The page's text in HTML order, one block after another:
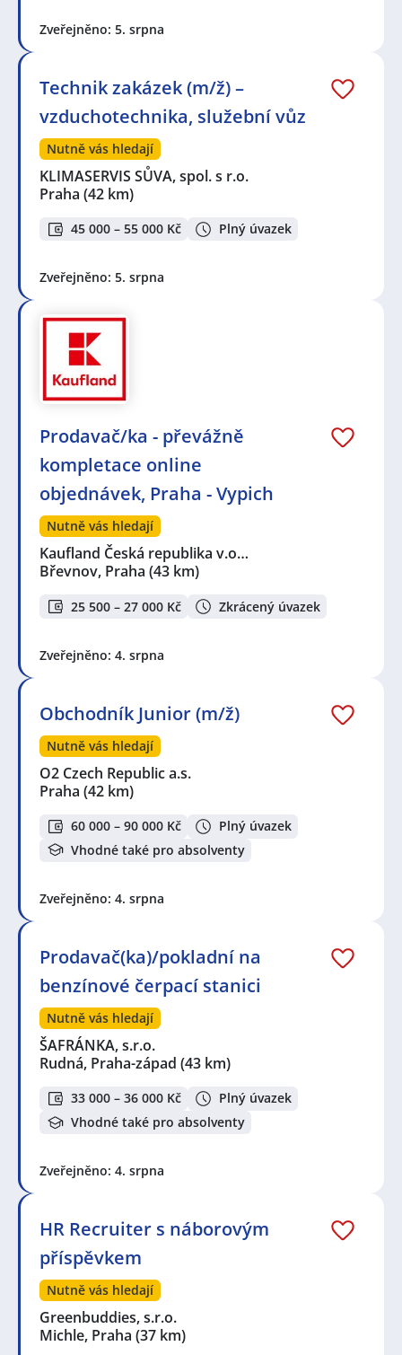
Zveřejněno: 5. srpna
Technik zakázek (m/ž) –
vzduchotechnika, služební vůz
Nutně vás hledají
KLIMASERVIS SŮVA, spol. s r.o.
Praha (42 km)
45 000 – 55 000 Kč Plný úvazek
Zveřejněno: 5. srpna
Prodavač/ka - převážně
kompletace online
objednávek, Praha - Vypich
Nutně vás hledají
Kaufland Česká republika v.o…
Břevnov, Praha (43 km)
25 500 – 27 000 Kč Zkrácený úvazek
Zveřejněno: 4. srpna
Obchodník Junior (m/ž)
Nutně vás hledají
O2 Czech Republic a.s.
Praha (42 km)
60 000 – 90 000 Kč
Plný úvazek
Vhodné také pro absolventy
Zveřejněno: 4. srpna
Prodavač(ka)/pokladní na
benzínové čerpací stanici
Nutně vás hledají
ŠAFRÁNKA, s.r.o.
Rudná, Praha-západ (43 km)
33 000 – 36 000 Kč
Plný úvazek
Vhodné také pro absolventy
Zveřejněno: 4. srpna
HR Recruiter s náborovým
příspěvkem
Nutně vás hledají
Greenbuddies, s.r.o.
Michle, Praha (37 km)